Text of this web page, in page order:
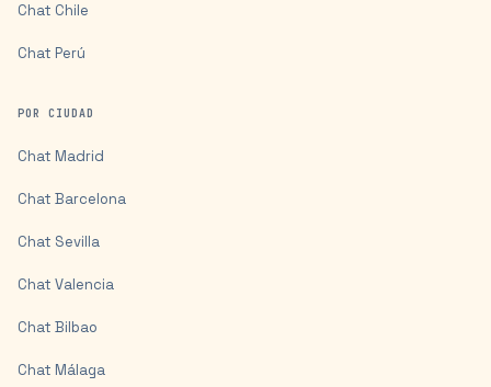
Chat Chile
Chat Perú
POR CIUDAD
Chat Madrid
Chat Barcelona
Chat Sevilla
Chat Valencia
Chat Bilbao
Chat Málaga